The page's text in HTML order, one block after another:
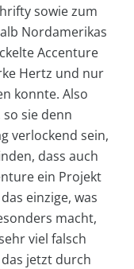
sowie zum
Nordamerikas
Accenture
Hertz und nur
konnte. Also
sie denn
verlockend sein,
dass auch
ein Projekt
einzige, was
macht,
viel falsch
jetzt durch